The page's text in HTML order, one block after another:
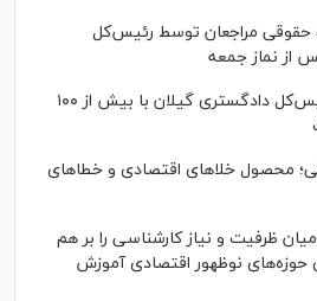
مراجعان توسط رئیس‌کل
از نماز جمعه
دیدار چهره‌به‌چهره رئیس‌کل دادگستری گیلان با بیش از ۱۰۰
محصول خلا‌های اقتصادی و خطا‌های
ظرفیت و نیاز کارشناسی را بر هم
حوزه‌های نوظهور اقتصادی آموزش